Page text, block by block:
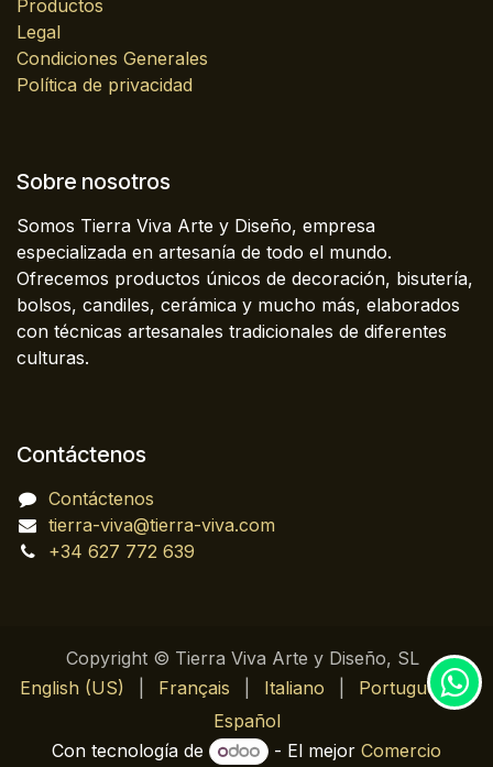
Productos
Legal
Condiciones Generales
Política de privacidad
Sobre nosotros
Somos Tierra Viva Arte y Diseño, empresa
especializada en artesanía de todo el mundo.
Ofrecemos productos únicos de decoración, bisutería,
bolsos, candiles, cerámica y mucho más, elaborados
con técnicas artesanales tradicionales de diferentes
culturas.
Contáctenos
Contáctenos
tierra-viva@tierra-viva.com
+34 627 772 639
Copyright © Tierra Viva Arte y Diseño, SL
English (US)
Français Italiano Português
|
Español
Con tecnología de
- El mejorComercio